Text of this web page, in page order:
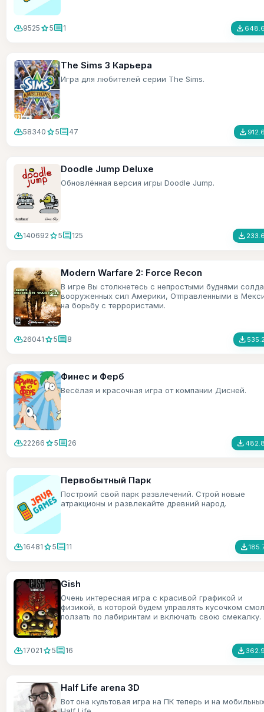
cloud_download9525 star5comment1 file_download
The Sims 3 Карьера
Игра для любителей серии The Sims.
cloud_download58340 star5comment47 file_download
Doodle Jump Deluxe
Обновлённая версия игры Doodle Jump.
cloud_download140692 star5comment125 file_download
Modern Warfare 2: Force Recon
В игре Вы столкнетесь с непростыми буднями
вооруженных сил Америки, Отправленными в
на борьбу с террористами.
cloud_download26041 star5comment8 file_download
Финес и Ферб
Весёлая и красочная игра от компании Дисней.
cloud_download22266 star5comment26 file_download
Первобытный Парк
Построий свой парк развлечений. Строй новые
атракционы и развлекайте древний народ.
cloud_download16481 star5comment11 file_download
Gish
Очень интересная игра с красивой графикой и
физикой, в которой будем управлять кусочком
ползать по лабиринтам и включать свою смекалку.
cloud_download17021 star5comment16 file_download
Half Life arena 3D
Вот она культовая игра на ПК теперь и на